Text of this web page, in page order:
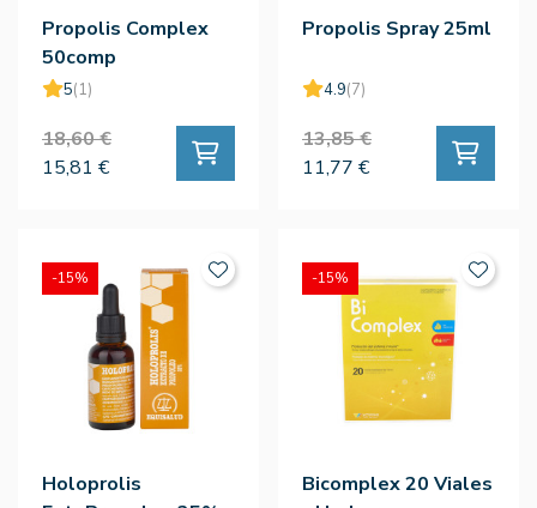
Propolis Complex
50comp
5(1)
18,60 €
15,81 €
Propolis Spray 25ml
4.9(7)
13,85 €
11,77 €
Holoprolis
-15%
Bicomplex 20 Viales
-15%